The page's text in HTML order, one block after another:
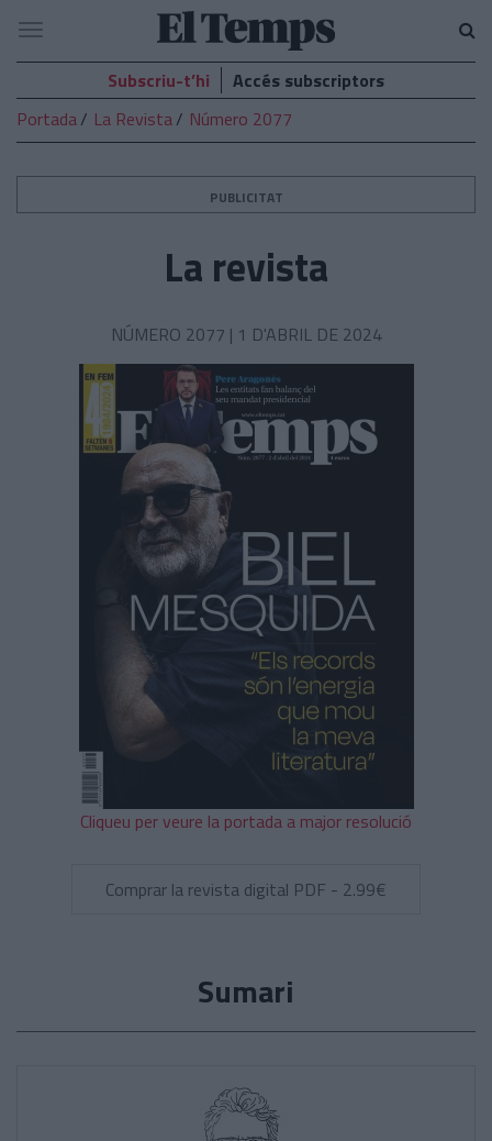
El
Temps
Navegació
Subscriu-t’hi
Accés subscriptors
Portada
La Revista Número 2077
PUBLICITAT
La revista
NÚMERO 2077 | 1 D'ABRIL DE 2024
Cliqueu per veure la portada a major resolució
Comprar la revista digital PDF - 2.99€
Sumari